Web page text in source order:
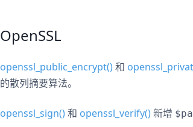
OpenSSL
openssl_public_encrypt()和
的散列摘要算法。
openssl_sign()和 openssl_verify()新增